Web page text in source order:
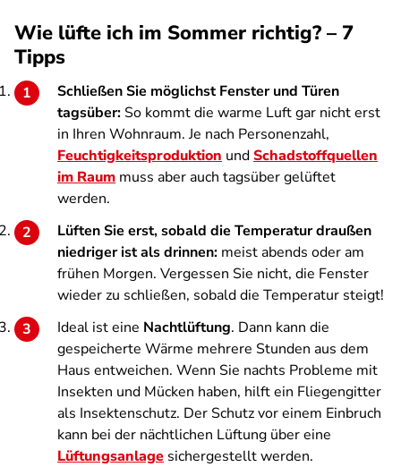
Wie lüfte ich im Sommer richtig? – 7
Tipps
Schließen Sie möglichst Fenster und Türen
tagsüber: So kommt die warme Luft gar nicht erst
in Ihren Wohnraum. Je nach Personenzahl,
Feuchtigkeitsproduktion undSchadstoffquellen
im Raum muss aber auch tagsüber gelüftet
werden.
Lüften Sie erst, sobald die Temperatur draußen
niedriger ist als drinnen: meist abends oder am
frühen Morgen. Vergessen Sie nicht, die Fenster
wieder zu schließen, sobald die Temperatur steigt!
Ideal ist eine Nachtlüftung. Dann kann die
gespeicherte Wärme mehrere Stunden aus dem
Haus entweichen. Wenn Sie nachts Probleme mit
Insekten und Mücken haben, hilft ein Fliegengitter
als Insektenschutz. Der Schutz vor einem Einbruch
kann bei der nächtlichen Lüftung über eine
Lüftungsanlage sichergestellt werden.